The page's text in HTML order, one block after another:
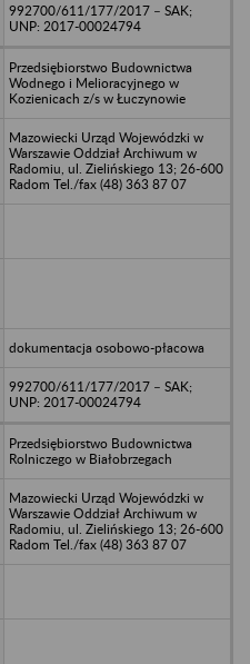
992700/611/177/2017 – SAK;
UNP: 2017-00024794
Przedsiębiorstwo Budownictwa
Wodnego i Melioracyjnego w
Kozienicach z/s w Łuczynowie
Mazowiecki Urząd Wojewódzki w
Warszawie Oddział Archiwum w
Radomiu, ul. Zielińskiego 13; 26-600
Radom Tel./fax (48) 363 87 07
dokumentacja osobowo-płacowa
992700/611/177/2017 – SAK;
UNP: 2017-00024794
Przedsiębiorstwo Budownictwa
Rolniczego w Białobrzegach
Mazowiecki Urząd Wojewódzki w
Warszawie Oddział Archiwum w
Radomiu, ul. Zielińskiego 13; 26-600
Radom Tel./fax (48) 363 87 07